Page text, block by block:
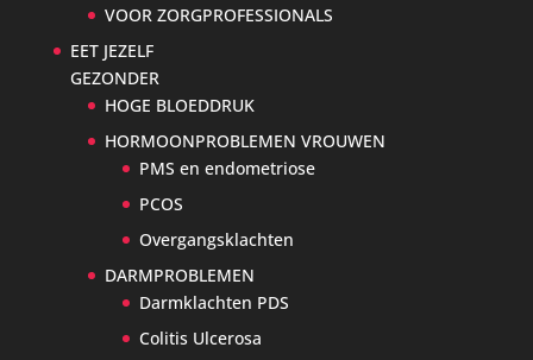
VOOR ZORGPROFESSIONALS
EET JEZELF
GEZONDER
HOGE BLOEDDRUK
HORMOONPROBLEMEN VROUWEN
PMS en endometriose
PCOS
Overgangsklachten
DARMPROBLEMEN
Darmklachten PDS
Colitis Ulcerosa